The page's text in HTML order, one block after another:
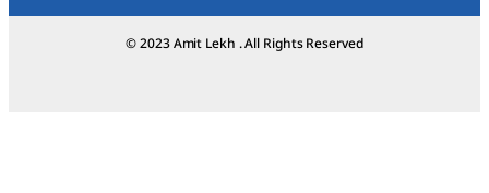
© 2023 Amit Lekh . All Rights Reserved